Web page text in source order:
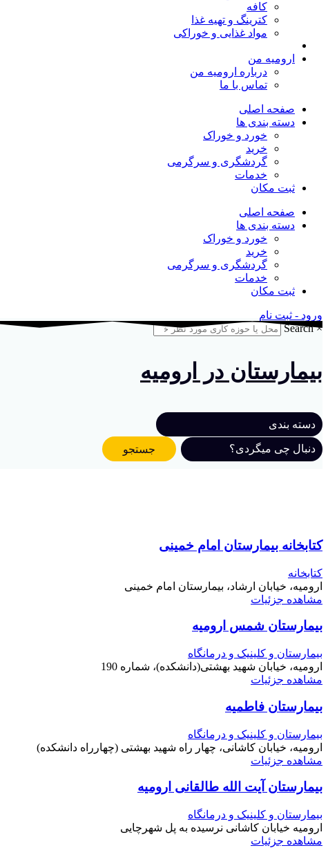
کافه
کترینگ و تهیه غذا
مواد غذایی و خوراکی
ارومیه من
درباره ارومیه من
تماس با ما
صفحه اصلی
دسته بندی ها
خورد و خوراک
خرید
گردشگری و سرگرمی
خدمات
ثبت مکان
صفحه اصلی
دسته بندی ها
خورد و خوراک
خرید
گردشگری و سرگرمی
خدمات
ثبت مکان
ورود - ثبت نام
×
Search
بیمارستان در ارومیه
جستجو
کتابخانه بیمارستان امام خمینی
کتابخانه
ارومیه، خیابان ارشاد، بیمارستان امام خمینی
مشاهده جزئیات
بیمارستان شمس ارومیه
بیمارستان و کلینیک و درمانگاه
ارومیه، خیابان شهید بهشتی(دانشکده)، شماره 190
مشاهده جزئیات
بیمارستان فاطمیه
بیمارستان و کلینیک و درمانگاه
ارومیه، خیابان کاشانی، چهار راه شهید بهشتی (چهارراه دانشکده)
مشاهده جزئیات
بیمارستان آیت الله طالقانی ارومیه
بیمارستان و کلینیک و درمانگاه
ارومیه خیابان کاشانی نرسیده به پل شهرچایی
مشاهده جزئیات